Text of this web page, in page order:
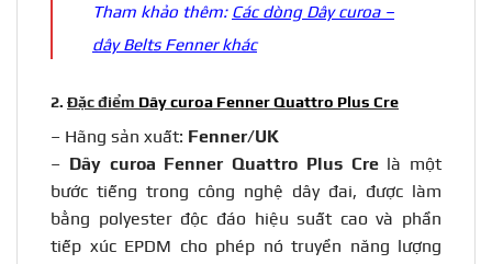
Tham khảo thêm: Các dòng Dây curoa –
dây Belts Fenner khác
2. Đặc điểm Dây curoa Fenner Quattro Plus Cre
– Hãng sản xuất: Fenner/UK
– Dây curoa Fenner Quattro Plus Crelà một
bước tiếng trong công nghệ dây đai, được làm
bằng polyester độc đáo hiệu suất cao và phần
tiếp xúc EPDM cho phép nó truyền năng lượng